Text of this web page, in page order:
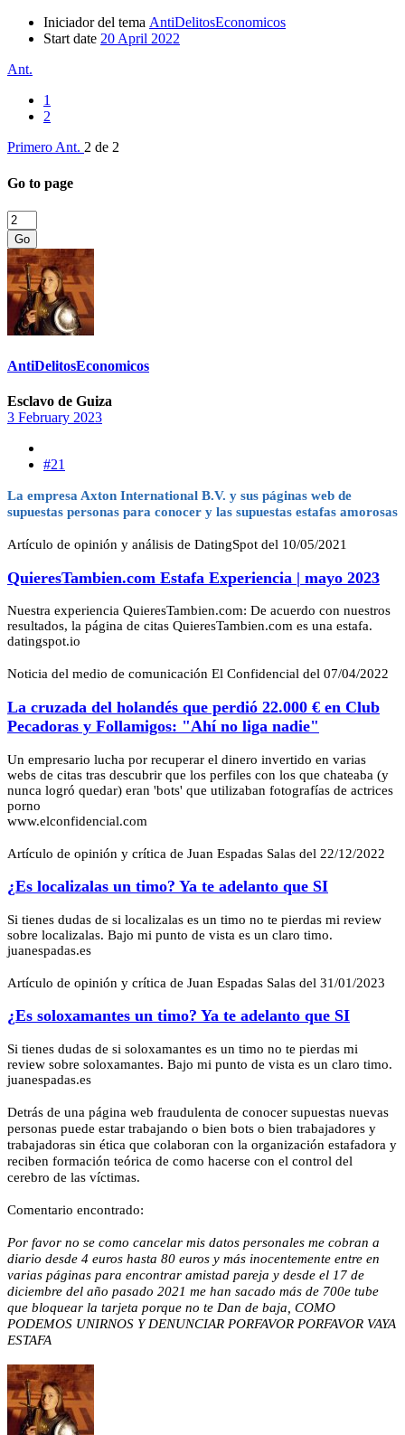
Iniciador del tema AntiDelitosEconomicos
Start date 20 April 2022
Ant.
1
2
Primero Ant. 2 de 2
Go to page
Go
AntiDelitosEconomicos
Esclavo de Guiza
3 February 2023
#21
La empresa Axton International B.V. y sus páginas web de
supuestas personas para conocer y las supuestas estafas amorosas
Artículo de opinión y análisis de DatingSpot del 10/05/2021
QuieresTambien.com Estafa Experiencia | mayo 2023
Nuestra experiencia QuieresTambien.com: De acuerdo con nuestros
resultados, la página de citas QuieresTambien.com es una estafa.
datingspot.io
Noticia del medio de comunicación El Confidencial del 07/04/2022
La cruzada del holandés que perdió 22.000 € en Club
Pecadoras y Follamigos: "Ahí no liga nadie"
Un empresario lucha por recuperar el dinero invertido en varias
webs de citas tras descubrir que los perfiles con los que chateaba (y
nunca logró quedar) eran 'bots' que utilizaban fotografías de actrices
porno
www.elconfidencial.com
Artículo de opinión y crítica de Juan Espadas Salas del 22/12/2022
¿Es localizalas un timo? Ya te adelanto que SI
Si tienes dudas de si localizalas es un timo no te pierdas mi review
sobre localizalas. Bajo mi punto de vista es un claro timo.
juanespadas.es
Artículo de opinión y crítica de Juan Espadas Salas del 31/01/2023
¿Es soloxamantes un timo? Ya te adelanto que SI
Si tienes dudas de si soloxamantes es un timo no te pierdas mi
review sobre soloxamantes. Bajo mi punto de vista es un claro timo.
juanespadas.es
Detrás de una página web fraudulenta de conocer supuestas nuevas
personas puede estar trabajando o bien bots o bien trabajadores y
trabajadoras sin ética que colaboran con la organización estafadora y
reciben formación teórica de como hacerse con el control del
cerebro de las víctimas.
Comentario encontrado:
Por favor no se como cancelar mis datos personales me cobran a
diario desde 4 euros hasta 80 euros y más inocentemente entre en
varias páginas para encontrar amistad pareja y desde el 17 de
diciembre del año pasado 2021 me han sacado más de 700e tube
que bloquear la tarjeta porque no te Dan de baja, COMO
PODEMOS UNIRNOS Y DENUNCIAR PORFAVOR PORFAVOR VAYA
ESTAFA